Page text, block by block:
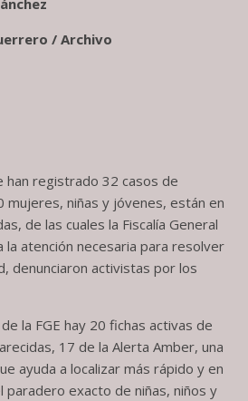
/ Archivo
han registrado 32 casos de
mujeres, niñas y jóvenes, están en
de las cuales la Fiscalía General
la atención necesaria para resolver
denunciaron activistas por los
la FGE hay 20 fichas activas de
17 de la Alerta Amber, una
ayuda a localizar más rápido y en
paradero exacto de niñas, niños y